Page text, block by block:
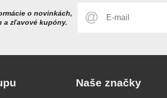
o novinkách,
a zľavové kupóny.
Naše značky